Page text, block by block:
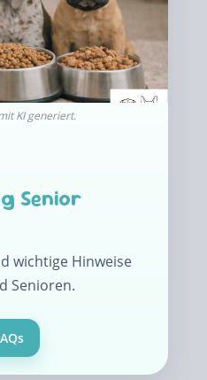
Senior
wichtige Hinweise
Senioren.